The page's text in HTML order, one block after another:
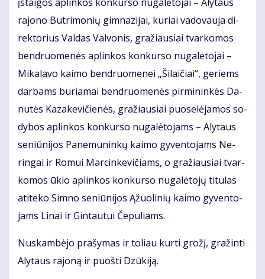
ra­jo­no But­ri­mo­nių gim­na­zi­jai, ku­riai va­do­vau­ja di­
rek­to­rius Val­das Val­vo­nis, gra­žiau­siai tvar­ko­mos
ben­druo­me­nės ap­lin­kos kon­kur­so nu­ga­lė­to­jai –
Mi­ka­la­vo kai­mo ben­druo­me­nei „Ši­lai­čiai“, ge­riems
dar­bams bu­ria­mai ben­druo­me­nės pir­mi­nin­kės Da­
nu­tės Ka­za­ke­vi­čie­nės, gra­žiau­siai puo­se­lė­ja­mos so­
dy­bos ap­lin­kos kon­kur­so nu­ga­lė­to­jams – Aly­taus
se­niū­ni­jos Pa­ne­mu­nin­kų kai­mo gy­ven­to­jams Ne­
rin­gai ir Ro­mui Mar­cin­ke­vi­čiams, o gra­žiau­siai tvar­
ko­mos ūkio ap­lin­kos kon­kur­so nu­ga­lė­to­jų ti­tu­las
ati­te­ko Sim­no se­niū­ni­jos Ąžuo­li­nių kai­mo gy­ven­to­
jams Li­nai ir Gin­tau­tui Če­pu­liams.
Nu­skam­bė­jo pra­šy­mas ir to­liau kur­ti gro­žį, gra­žin­ti
Aly­taus ra­jo­ną ir puoš­ti Dzū­ki­ją.